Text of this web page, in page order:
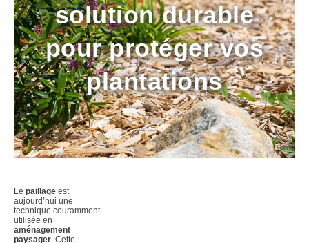
solution durable
pour protéger vos
plantations
Le paillage est
aujourd’hui une
technique couramment
utilisée en
aménagement
paysager . Cette